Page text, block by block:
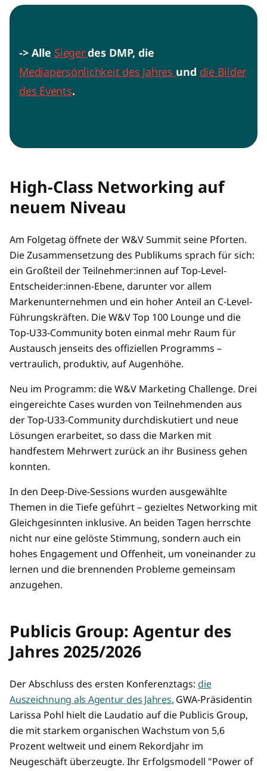
-> Alle Siegerdes DMP, die
Mediapersönlichkeit des Jahres und die Bilder
des Events.
High-Class Networking auf
neuem Niveau
Am Folgetag öffnete der W&V Summit seine Pforten.
Die Zusammensetzung des Publikums sprach für sich:
ein Großteil der Teilnehmer:innen auf Top-Level-
Entscheider:innen-Ebene, darunter vor allem
Markenunternehmen und ein hoher Anteil an C-Level-
Führungskräften. Die W&V Top 100 Lounge und die
Top-U33-Community boten einmal mehr Raum für
Austausch jenseits des offiziellen Programms –
vertraulich, produktiv, auf Augenhöhe.
Neu im Programm: die W&V Marketing Challenge. Drei
eingereichte Cases wurden von Teilnehmenden aus
der Top-U33-Community durchdiskutiert und neue
Lösungen erarbeitet, so dass die Marken mit
handfestem Mehrwert zurück an ihr Business gehen
konnten.
In den Deep-Dive-Sessions wurden ausgewählte
Themen in die Tiefe geführt – gezieltes Networking mit
Gleichgesinnten inklusive. An beiden Tagen herrschte
nicht nur eine gelöste Stimmung, sondern auch ein
hohes Engagement und Offenheit, um voneinander zu
lernen und die brennenden Probleme gemeinsam
anzugehen.
Publicis Group: Agentur des
Jahres 2025/2026
Der Abschluss des ersten Konferenztags: die
Auszeichnung als Agentur des Jahres. GWA-Präsidentin
Larissa Pohl hielt die Laudatio auf die Publicis Group,
die mit starkem organischen Wachstum von 5,6
Prozent weltweit und einem Rekordjahr im
Neugeschäft überzeugte. Ihr Erfolgsmodell "Power of